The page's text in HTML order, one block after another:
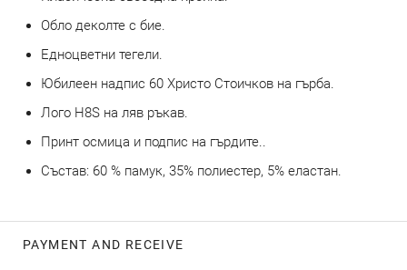
Обло деколте с бие.
Едноцветни тегели.
Юбилеен надпис 60 Христо Стоичков на гърба.
Лого H8S на ляв ръкав.
Принт осмица и подпис на гърдите..
Състав: 60 % памук, 35% полиестер, 5% еластан.
PAYMENT AND RECEIVE